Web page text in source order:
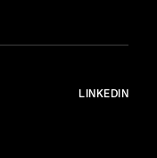
LINKEDIN